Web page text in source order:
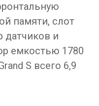
памяти, слот
датчиков и
емкостью 1780
S всего 6,9